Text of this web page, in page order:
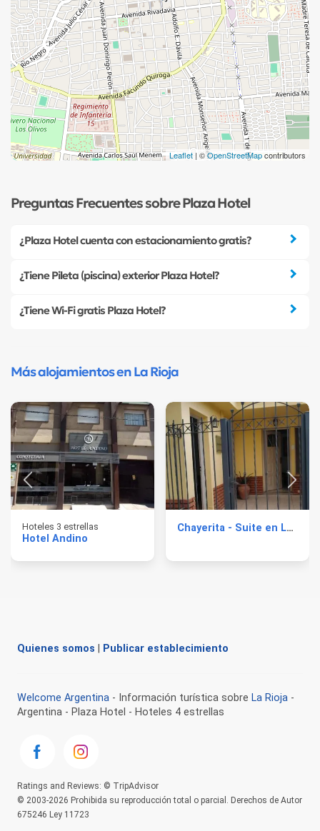
Leaflet | ©OpenStreetMapcontributors
Preguntas Frecuentes sobre Plaza Hotel
¿Plaza Hotel cuenta con estacionamiento gratis?
¿Tiene Pileta (piscina) exterior Plaza Hotel?
¿Tiene Wi-Fi gratis Plaza Hotel?
Más alojamientos en La Rioja
Hoteles 3 estrellas
Hotel Andino
Chayerita - Suite en La Rioja
Quienes somos Publicar establecimiento
Welcome Argentina - Información turística sobre La Rioja -
Argentina - Plaza Hotel - Hoteles 4 estrellas
Ratings and Reviews: © TripAdvisor
© 2003-2026 Prohibida su reproducción total o parcial. Derechos de Autor
675246 Ley 11723